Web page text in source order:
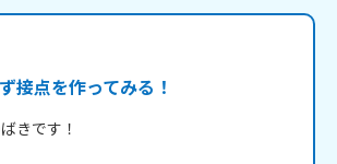
接点を作ってみる！
きです！